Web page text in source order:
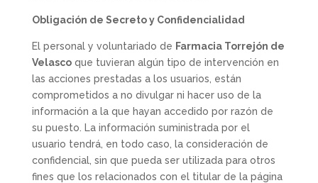
Obligación de Secreto y Confidencialidad
El personal y voluntariado de Farmacia Torrejón de
Velascoque tuvieran algún tipo de intervención en
las acciones prestadas a los usuarios, están
comprometidos a no divulgar ni hacer uso de la
información a la que hayan accedido por razón de
su puesto. La información suministrada por el
usuario tendrá, en todo caso, la consideración de
confidencial, sin que pueda ser utilizada para otros
fines que los relacionados con el titular de la página